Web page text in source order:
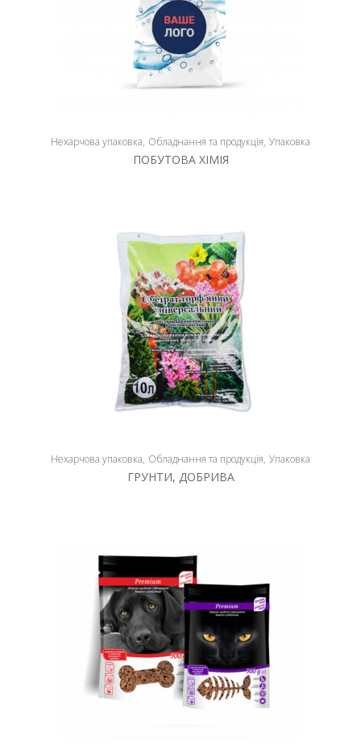
Нехарчова упаковка Обладнання та продукція Упаковка
ПОБУТОВА ХIМIЯ
Нехарчова упаковка Обладнання та продукція Упаковка
ГРУНТИ, ДОБРИВА